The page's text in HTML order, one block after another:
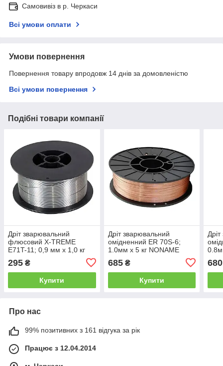
Самовивіз в р. Черкаси
Всі умови оплати
Умови повернення
Повернення товару впродовж 14 днів за домовленістю
Всі умови повернення
Подібні товари компанії
Дріт зварювальний
флюсовий X-TREME
E71T-11; 0,9 мм х 1,0 кг
295 ₴
Купити
Дріт зварювальний
омідненний ER 70S-6;
1.0мм х 5 кг NONAME
685₴
Купити
680
Про нас
99% позитивних з 161 відгука за рік
Працює з 12.04.2014